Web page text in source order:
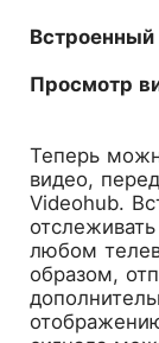
Встроенный
Просмотр
Теперь
видео,
Videohub.
любом
образом,